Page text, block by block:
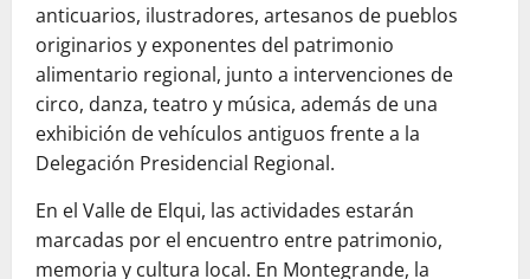
anticuarios, ilustradores, artesanos de pueblos
originarios y exponentes del patrimonio
alimentario regional, junto a intervenciones de
circo, danza, teatro y música, además de una
exhibición de vehículos antiguos frente a la
Delegación Presidencial Regional.
En el Valle de Elqui, las actividades estarán
marcadas por el encuentro entre patrimonio,
memoria y cultura local. En Montegrande, la